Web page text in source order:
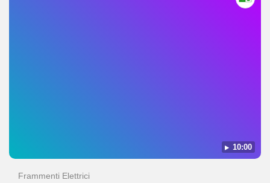
10:00
Frammenti Elettrici